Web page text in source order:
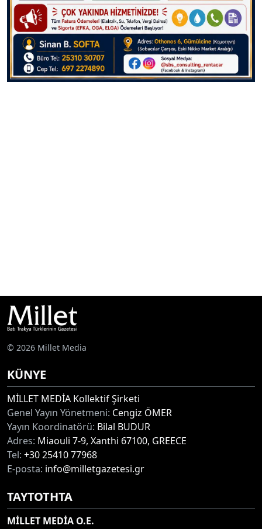
© 2026 Millet Media
KÜNYE
MİLLET MEDİA Kollektif Şirketi
Genel Yayın Yönetmeni: Cengiz ÖMER
Yayın Koordinatörü: Bilal BUDUR
Adres: Miaouli 7-9, Xanthi 67100, GREECE
Tel: +30 25410 77968
E-posta: info@milletgazetesi.gr
ΤΑΥΤΟΤΗΤΑ
MİLLET MEDİA O.E.